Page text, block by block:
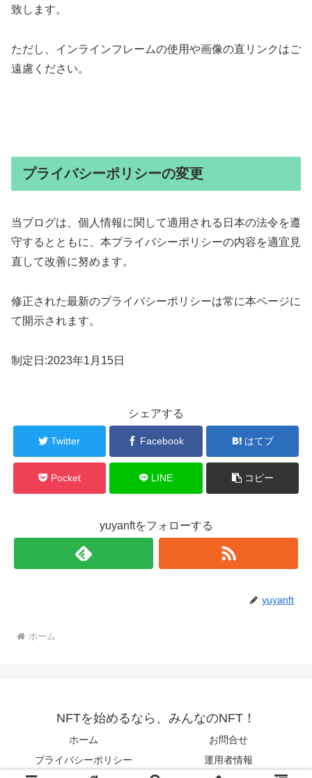
致します。
ただし、インラインフレームの使用や画像の直リンクはご
遠慮ください。
プライバシーポリシーの変更
当ブログは、個人情報に関して適用される日本の法令を遵
守するとともに、本プライバシーポリシーの内容を適宜見
直して改善に努めます。
修正された最新のプライバシーポリシーは常に本ページに
て開示されます。
制定日:2023年1月15日
シェアする
Twitter Facebook はてブ
Pocket LINE コピー
yuyanftをフォローする
yuyanft
ホーム
NFTを始めるなら、みんなのNFT！
ホーム
お問合せ
プライバシーポリシー
運用者情報